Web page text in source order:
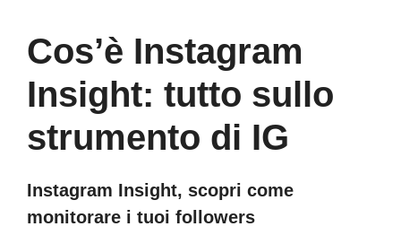
Cos’è Instagram
Insight: tutto sullo
strumento di IG
Instagram Insight, scopri come
monitorare i tuoi followers